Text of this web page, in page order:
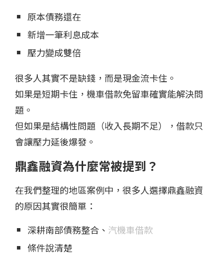
原本債務還在
新增一筆利息成本
壓力變成雙倍
很多人其實不是缺錢，而是現金流卡住。
如果是短期卡住，機車借款免留車確實能解決問
題。
但如果是結構性問題（收入長期不足），借款只
會讓壓力延後爆發。
鼎鑫融資為什麼常被提到？
在我們整理的地區案例中，很多人選擇鼎鑫融資
的原因其實很簡單：
深耕南部債務整合、 汽機車借款
條件說清楚